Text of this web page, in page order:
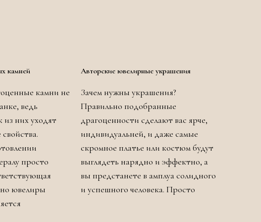
камней
камни не
ведь
из них уходят
просто
ювелиры
Авторские ювелирные украшения
Зачем нужны украшения?
Правильно подобранные
драгоценности сделают вас ярче,
индивидуальней, и даже самые
скромное платье или костюм будут
выглядеть нарядно и эффектно, а
вы предстанете в амплуа солидного
и успешного человека. Просто